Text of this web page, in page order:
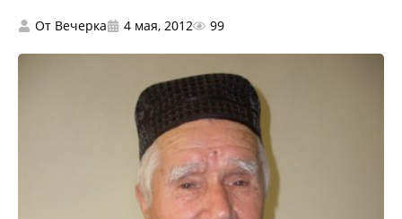
От Вечерка 4 мая, 2012 99